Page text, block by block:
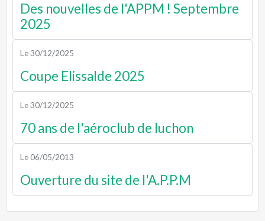
Des nouvelles de l'APPM ! Septembre
2025
Le 30/12/2025
Coupe Elissalde 2025
Le 30/12/2025
70 ans de l'aéroclub de luchon
Le 06/05/2013
Ouverture du site de l'A.P.P.M